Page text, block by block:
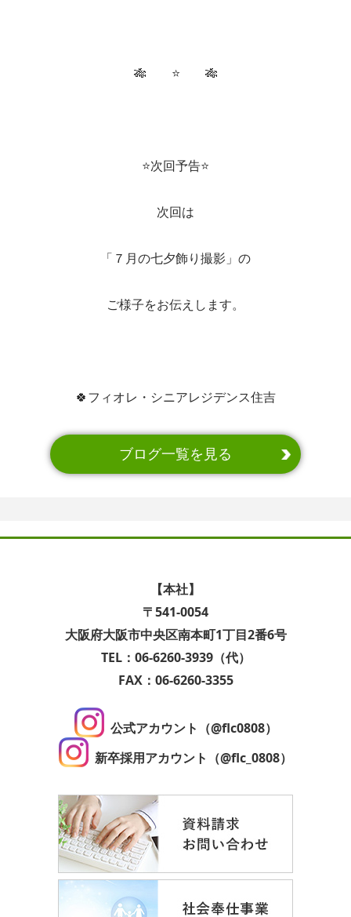
🎋 ⭐ 🎋
⭐次回予告⭐
次回は
「７月の七夕飾り撮影」の
ご様子をお伝えします。
🍀フィオレ・シニアレジデンス住吉
ブログ一覧を見る
【本社】
〒541-0054
大阪府大阪市中央区南本町1丁目2番6号
TEL：06-6260-3939（代）
FAX：06-6260-3355
公式アカウント（@flc0808）
新卒採用アカウント（@flc_0808）